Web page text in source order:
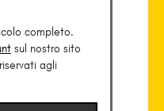
completo.
sul nostro sito
agli